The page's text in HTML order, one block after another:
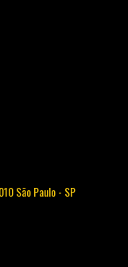
São Paulo - SP